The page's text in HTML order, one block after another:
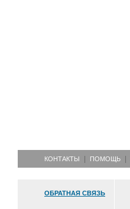
КОНТАКТЫ ПОМОЩЬ
ОБРАТНАЯ СВЯЗЬ